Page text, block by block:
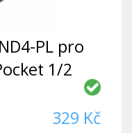
PL pro
1/2
329 Kč